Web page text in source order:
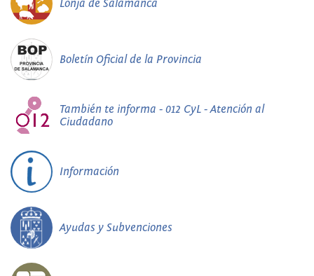
Lonja de Salamanca
Boletín Oficial de la Provincia
También te informa - 012 CyL - Atención al
Ciudadano
Información
Ayudas y Subvenciones